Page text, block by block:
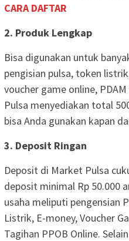
CARA DAFTAR
2. Produk Lengkap
Bisa digunakan untuk
pengisian pulsa, token
voucher game online,
Pulsa menyediakan total
bisa Anda gunakan kapan
3. Deposit Ringan
Deposit di Market Pulsa
deposit minimal Rp 50.000
usaha meliputi pengensian
Listrik, E-money, Voucher
Tagihan PPOB Online.